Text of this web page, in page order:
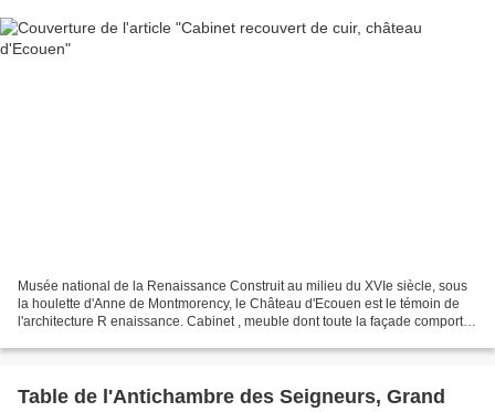
Musée national de la Renaissance Construit au milieu du XVIe siècle, sous
la houlette d'Anne de Montmorency, le Château d'Ecouen est le témoin de
l'architecture R enaissance. Cabinet , meuble dont toute la façade comporte
Table de l'Antichambre des Seigneurs, Grand